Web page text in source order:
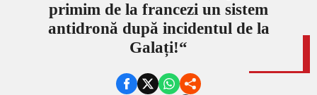
primim de la francezi un sistem
antidronă după incidentul de la
Galați!“